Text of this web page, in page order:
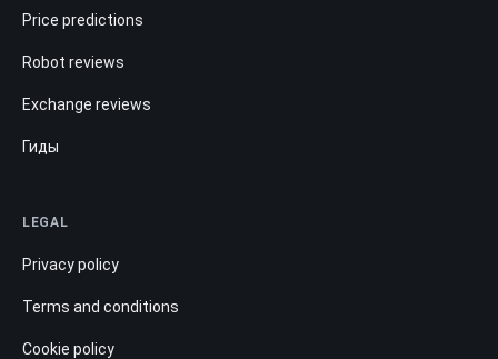
Price predictions
Robot reviews
Exchange reviews
Гиды
LEGAL
Privacy policy
Terms and conditions
Cookie policy